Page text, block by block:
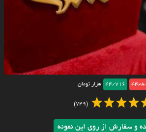
44/
44/716 هزار تومان
(749)
و سفارش از روی این نمونه